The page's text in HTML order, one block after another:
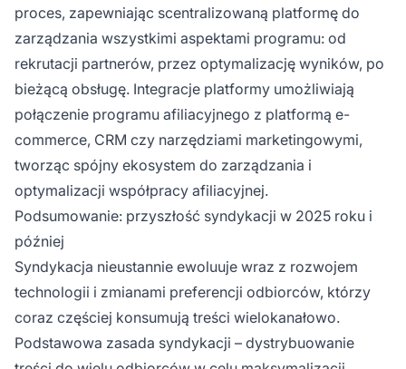
proces, zapewniając scentralizowaną platformę do
zarządzania wszystkimi aspektami programu: od
rekrutacji partnerów, przez optymalizację wyników, po
bieżącą obsługę. Integracje platformy umożliwiają
połączenie programu afiliacyjnego z platformą e-
commerce, CRM czy narzędziami marketingowymi,
tworząc spójny ekosystem do zarządzania i
optymalizacji współpracy afiliacyjnej.
Podsumowanie: przyszłość syndykacji w 2025 roku i
później
Syndykacja nieustannie ewoluuje wraz z rozwojem
technologii i zmianami preferencji odbiorców, którzy
coraz częściej konsumują treści wielokanałowo.
Podstawowa zasada syndykacji – dystrybuowanie